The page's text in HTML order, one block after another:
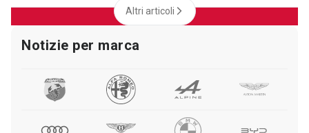
Altri articoli
Notizie per marca